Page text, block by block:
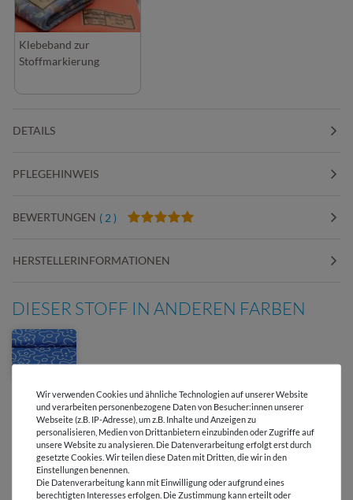
Klebeband zur
Stoffmarkierung
DETAILS
PFLEGEHINWEIS
BEWERTUNGEN ( 2 )
HERSTELLERINFORMATIONEN
DIESER STOFF IN ANDEREN FARBEN
Versandkostenfrei ab 60 € -
Lieferung mit DHL
Wir verwenden Cookies und ähnliche Technologien auf unserer Website
und verarbeiten personenbezogene Daten von Besucher:innen unserer
Webseite (z.B. IP-Adresse), um z.B. Inhalte und Anzeigen zu
personalisieren, Medien von Drittanbietern einzubinden oder Zugriffe auf
unsere Website zu analysieren. Die Datenverarbeitung erfolgt erst durch
gesetzte Cookies. Wir teilen diese Daten mit Dritten, die wir in den
Einstellungen benennen.
Die Datenverarbeitung kann mit Einwilligung oder aufgrund eines
berechtigten Interesses erfolgen. Die Zustimmung kann erteilt oder